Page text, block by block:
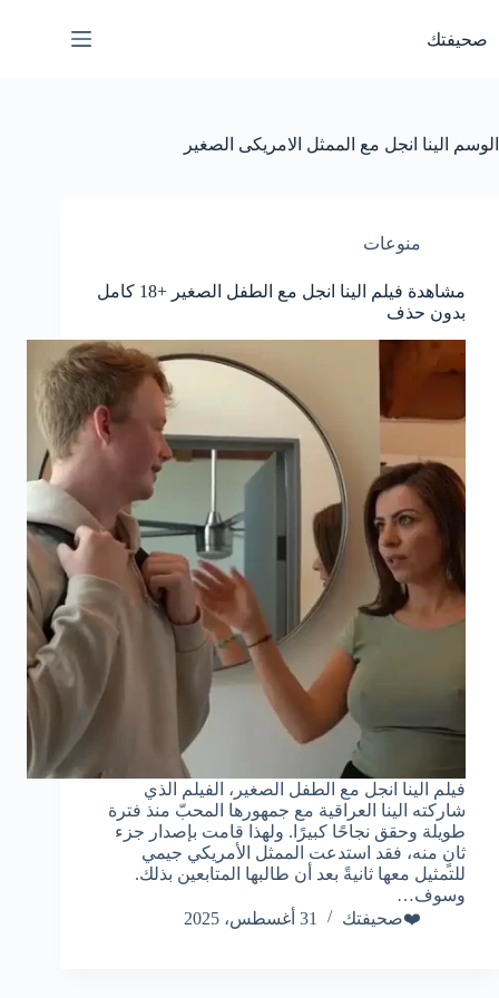
المحتوى
صحيفتك
الوسم الينا انجل مع الممثل الامريكى الصغير
منوعات
مشاهدة فيلم الينا انجل مع الطفل الصغير +18 كامل
بدون حذف
فيلم الينا انجل مع الطفل الصغير، الفيلم الذي
شاركته الينا العراقية مع جمهورها المحبّ منذ فترة
طويلة وحقق نجاحًا كبيرًا. ولهذا قامت بإصدار جزء
ثانٍ منه، فقد استدعت الممثل الأمريكي جيمي
للتمثيل معها ثانيةً بعد أن طالبها المتابعين بذلك.
وسوف…
❤️صحيفتك
31 أغسطس، 2025